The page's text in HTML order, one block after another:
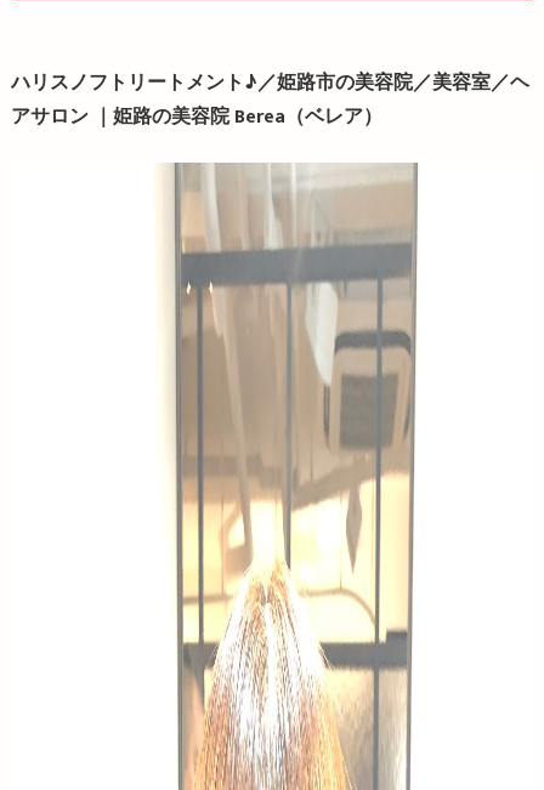
ハリスノフトリートメント♪／姫路市の美容院／美容室／ヘ
アサロン ｜姫路の美容院 Berea（ベレア）